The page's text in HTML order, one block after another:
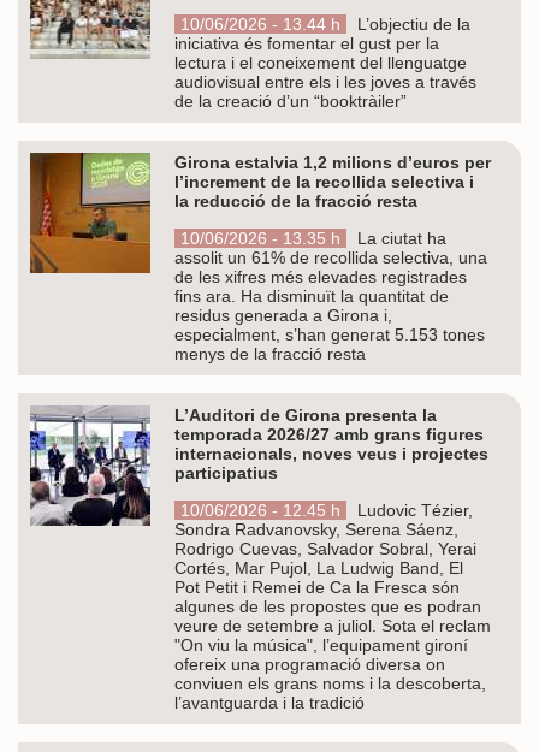
10/06/2026 - 13.44 h
L’objectiu de la
iniciativa és fomentar el gust per la
lectura i el coneixement del llenguatge
audiovisual entre els i les joves a través
de la creació d’un “booktràiler”
Girona estalvia 1,2 milions d’euros per
l’increment de la recollida selectiva i
la reducció de la fracció resta
10/06/2026 - 13.35 h
La ciutat ha
assolit un 61% de recollida selectiva, una
de les xifres més elevades registrades
fins ara. Ha disminuït la quantitat de
residus generada a Girona i,
especialment, s’han generat 5.153 tones
menys de la fracció resta
L’Auditori de Girona presenta la
temporada 2026/27 amb grans figures
internacionals, noves veus i projectes
participatius
10/06/2026 - 12.45 h
Ludovic Tézier,
Sondra Radvanovsky, Serena Sáenz,
Rodrigo Cuevas, Salvador Sobral, Yerai
Cortés, Mar Pujol, La Ludwig Band, El
Pot Petit i Remei de Ca la Fresca són
algunes de les propostes que es podran
veure de setembre a juliol. Sota el reclam
"On viu la música", l’equipament gironí
ofereix una programació diversa on
conviuen els grans noms i la descoberta,
l’avantguarda i la tradició